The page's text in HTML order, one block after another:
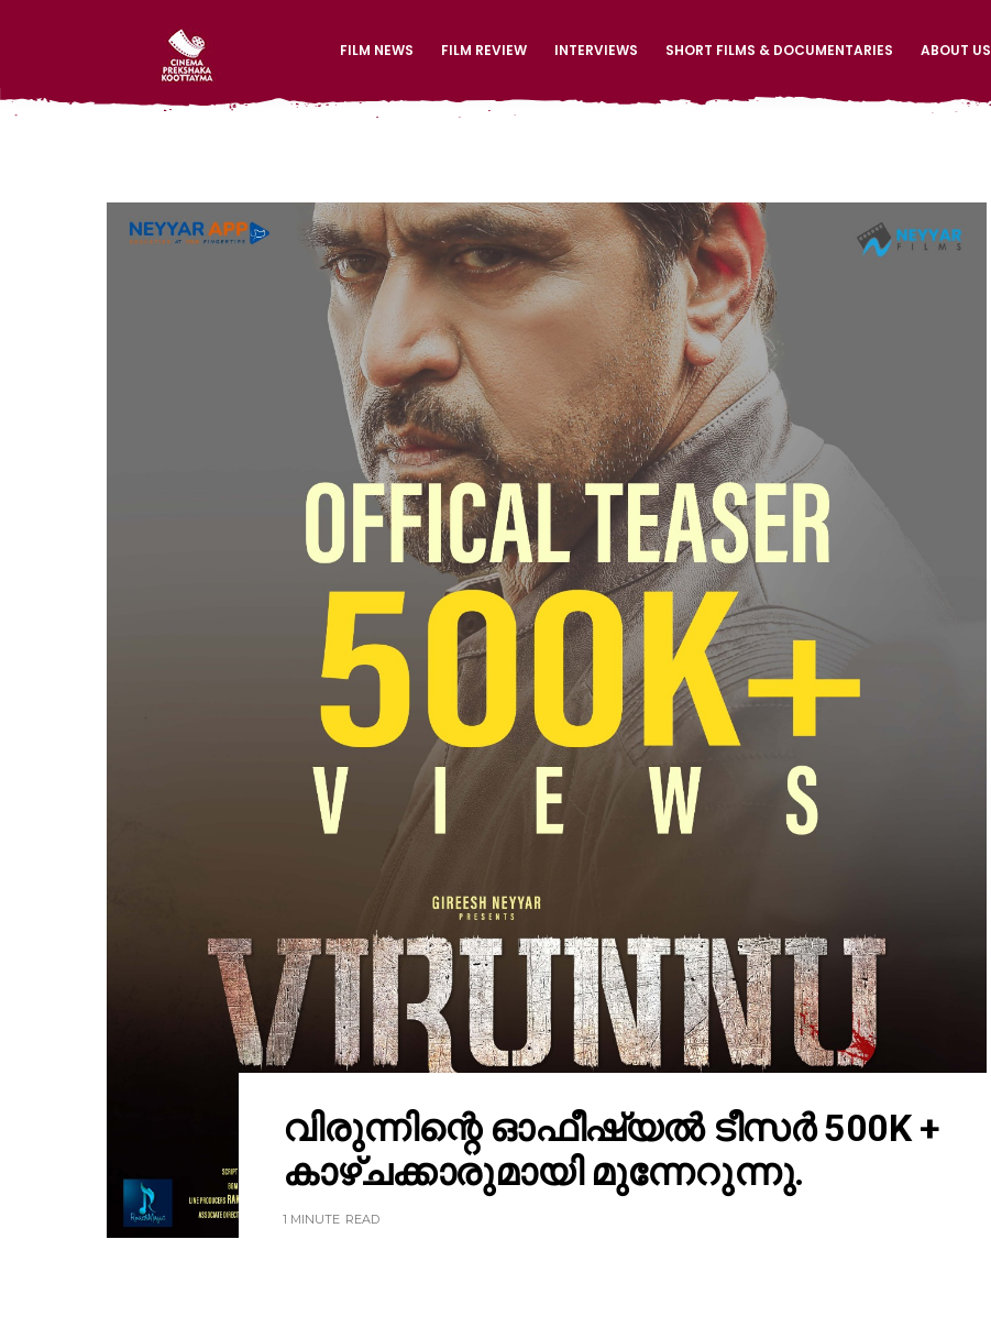
FILM NEWS FILM REVIEW INTERVIEWS SHORT FILMS & DOCUMENTARIES ABOUT US
വിരുന്നിന്റെ ഓഫീഷ്യൽ ടീസർ 500K +
കാഴ്ചക്കാരുമായി മുന്നേറുന്നു.
1 MINUTE READ